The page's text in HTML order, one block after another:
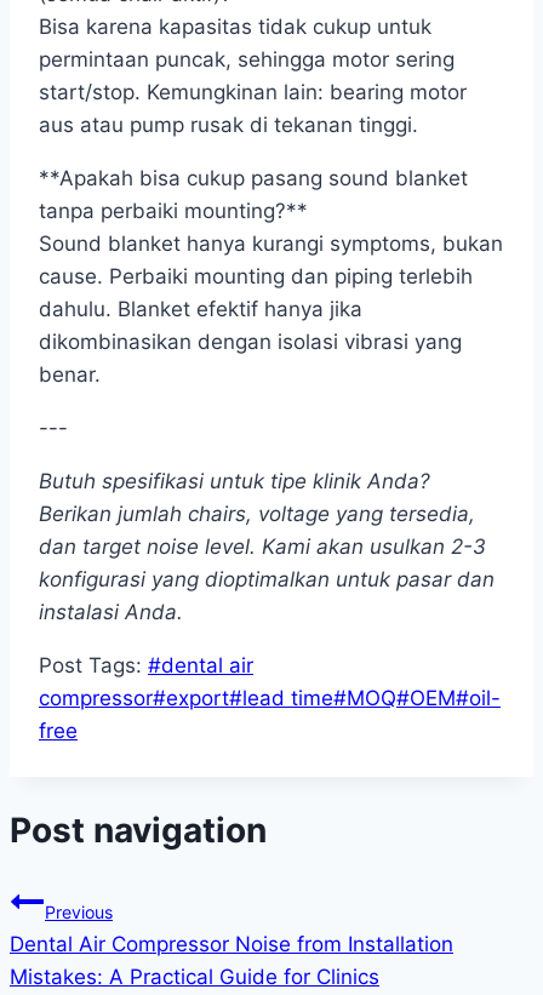
Bisa karena kapasitas tidak cukup untuk
permintaan puncak, sehingga motor sering
start/stop. Kemungkinan lain: bearing motor
aus atau pump rusak di tekanan tinggi.
**Apakah bisa cukup pasang sound blanket
tanpa perbaiki mounting?**
Sound blanket hanya kurangi symptoms, bukan
cause. Perbaiki mounting dan piping terlebih
dahulu. Blanket efektif hanya jika
dikombinasikan dengan isolasi vibrasi yang
benar.
---
Butuh spesifikasi untuk tipe klinik Anda?
Berikan jumlah chairs, voltage yang tersedia,
dan target noise level. Kami akan usulkan 2-3
konfigurasi yang dioptimalkan untuk pasar dan
instalasi Anda.
Post Tags: #dental air
compressor#export#lead time#MOQ#OEM#oil-
free
Post navigation
Previous
Dental Air Compressor Noise from Installation
Mistakes: A Practical Guide for Clinics